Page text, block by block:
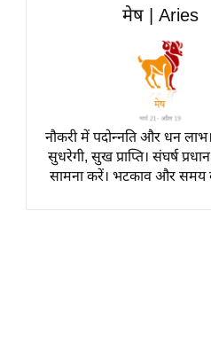
समीक्षा
धर्मस्थल
व्रत
मेष | Aries
नौकरी में पदोन्नति और धन लाभ।
सुधरेगी, सुख प्राप्ति। संघर्ष
सामना करें। भटकाव और समय